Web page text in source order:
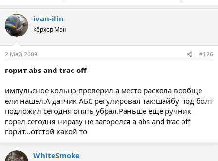
ivan-ilin
Кёрхер Мэн
2 Май 2009 #126
горит abs and trac off
импульсное кольцо проверил а место раскола вообще
ели нашел.А датчик АБС регулировал так:шайбу под болт
подложил сегодня опять убрал.Раньше еще ручник
горел сегодня ниразу не загорелся а abs and trac off
горит...отстой какой то
WhiteSmoke